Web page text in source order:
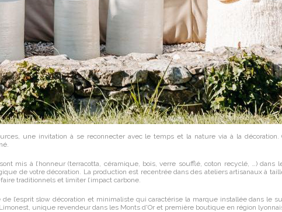
une invitation à se reconnecter avec le temps et la nature via à la
mis à l’honneur (terracotta, céramique, bois, verre soufflé, coton recyclé, …) dans
de votre décoration. La production est recentrée dans des ateliers artisanaux à
traditionnels et limiter l’impact carbone.
l’esprit slow décoration et minimaliste qui caractérise la marque installée dans le
unique revendeur dans les Monts d'Or et première boutique en région